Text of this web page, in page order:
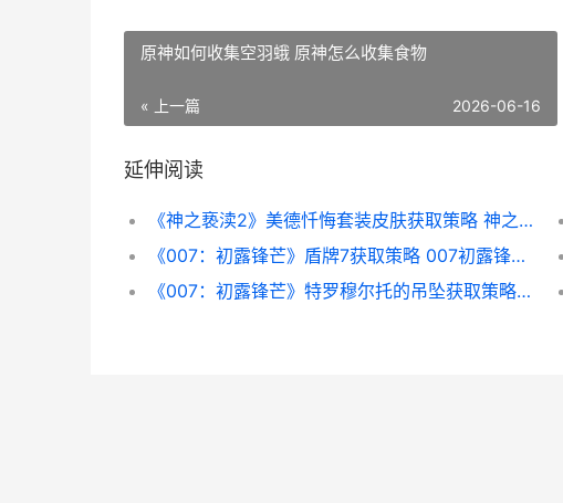
原神如何收集空羽蛾 原神怎么收集食物
« 上一篇 2026-06-16
延伸阅读
《神之亵渎2》美德忏悔套装皮肤获取策略 神之亵渎2空中冲刺怎么获得
《007：初露锋芒》盾牌7获取策略 007初露锋芒电影完整版在线观看
《007：初露锋芒》特罗穆尔托的吊坠获取策略 007初露锋芒评分